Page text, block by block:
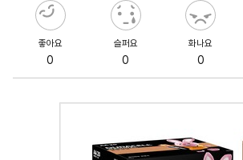
좋아요
0
슬퍼요
0
화나요
0